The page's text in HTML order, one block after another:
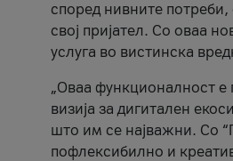
според нивните потреби,
свој пријател. Со оваа
услуга во вистинска
„Оваа функционалност е
визија за дигитален
што им се најважни. Со
пофлексибилно и